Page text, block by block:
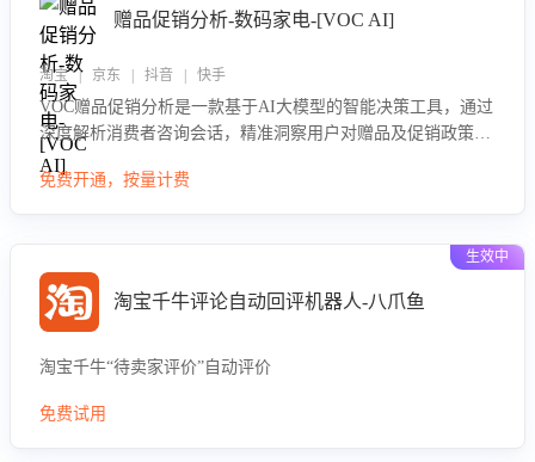
赠品促销分析-数码家电-[VOC AI]
淘宝 | 京东 | 抖音 | 快手
VOC赠品促销分析是一款基于AI大模型的智能决策工具，通过
深度解析消费者咨询会话，精准洞察用户对赠品及促销政策的
真实偏好与需求。该应用可识别高吸引力赠品和热门促销诉
求，帮助企业制定个性化赠品组合策略，优化资源投放并淘汰
免费开通，按量计费
生效中
淘宝千牛评论自动回评机器人-八爪鱼
淘宝千牛“待卖家评价”自动评价
免费试用